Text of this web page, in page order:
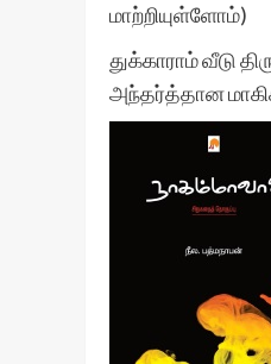
மாற்றியுள்ளோம்)
துக்காராம் வீடு
அந்தர்த்தான